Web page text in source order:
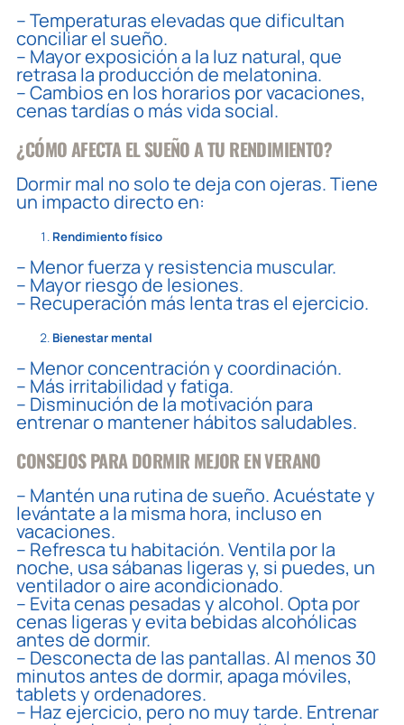
– Temperaturas elevadas que dificultan
conciliar el sueño.
– Mayor exposición a la luz natural, que
retrasa la producción de melatonina.
– Cambios en los horarios por vacaciones,
cenas tardías o más vida social.
¿CÓMO AFECTA EL SUEÑO A TU RENDIMIENTO?
Dormir mal no solo te deja con ojeras. Tiene
un impacto directo en:
Rendimiento físico
– Menor fuerza y resistencia muscular.
– Mayor riesgo de lesiones.
– Recuperación más lenta tras el ejercicio.
Bienestar mental
– Menor concentración y coordinación.
– Más irritabilidad y fatiga.
– Disminución de la motivación para
entrenar o mantener hábitos saludables.
CONSEJOS PARA DORMIR MEJOR EN VERANO
– Mantén una rutina de sueño.Acuéstate y
levántate a la misma hora, incluso en
vacaciones.
– Refresca tu habitación.Ventila por la
noche, usa sábanas ligeras y, si puedes, un
ventilador o aire acondicionado.
– Evita cenas pesadas y alcohol.Opta por
cenas ligeras y evita bebidas alcohólicas
antes de dormir.
– Desconecta de las pantallas.Al menos 30
minutos antes de dormir, apaga móviles,
tablets y ordenadores.
– Haz ejercicio, pero no muy tarde. Entrenar